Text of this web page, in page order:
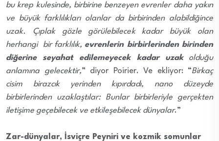
bu krep kulesinde, birbirine benzeyen evrenler daha yakın
ve büyük farklılıkları olanlar da birbirinden alabildiğince
uzak. Çıplak gözle görülebilecek kadar büyük olan
herhangi bir farklılık, evrenlerin birbirlerinden birinden
diğerine seyahat edilemeyecek kadar uzakolduğu
anlamına gelecektir,” diyor Poirier. Ve ekliyor: “Birkaç
cisim birazcık yerinden kıpırdadı, nano düzeyde
birbirlerinden uzaklaştılar: Bunlar birbirleriyle gerçekten
iletişime geçebilecek ve etkileşebilecek dünyalar.”
Zar-dünyalar, İsviçre Peyniri ve kozmik somunlar